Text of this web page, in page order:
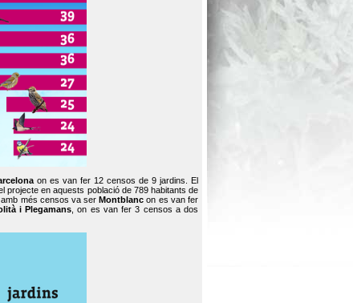
on es van fer 12 censos de 9 jardins. El
projecte en aquests població de 789 habitants de
amb més censos va serMontblanc on es van fer
i Plegamans , on es van fer 3 censos a dos